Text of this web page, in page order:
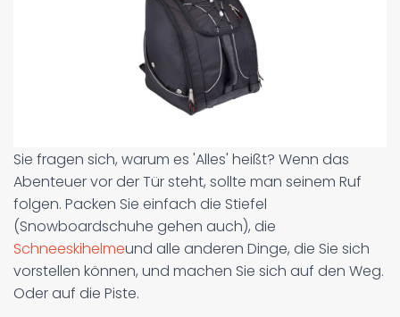
Sie fragen sich, warum es 'Alles' heißt? Wenn das
Abenteuer vor der Tür steht, sollte man seinem Ruf
folgen. Packen Sie einfach die Stiefel
(Snowboardschuhe gehen auch), die
Schneeskihelmeund alle anderen Dinge, die Sie sich
vorstellen können, und machen Sie sich auf den Weg.
Oder auf die Piste.